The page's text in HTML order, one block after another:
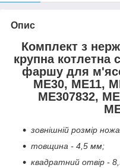
Опис
Комплект з
крупна котлетна
фаршу для
ME30, ME11,
ME307832,
зовнішній розмір
товщина - 4,5 мм;
квадратний отвір -